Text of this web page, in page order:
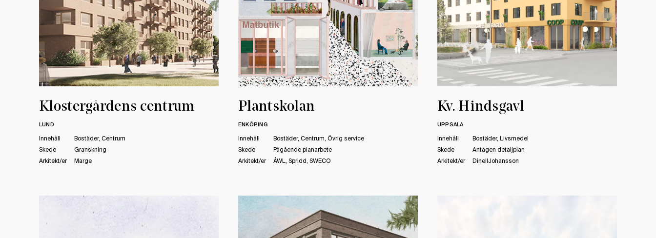
Klostergårdens centrum
LUND
Innehåll
Bostäder, Centrum
Skede
Granskning
Arkitekt/er
Marge
Plantskolan
ENKÖPING
Innehåll
Bostäder, Centrum, Övrig service
Skede
Pågående planarbete
Arkitekt/er
ÅWL, Spridd, SWECO
Kv. Hindsgavl
UPPSALA
Innehåll
Bostäder, Livsmedel
Skede
Antagen detaljplan
Arkitekt/er
DinellJohansson